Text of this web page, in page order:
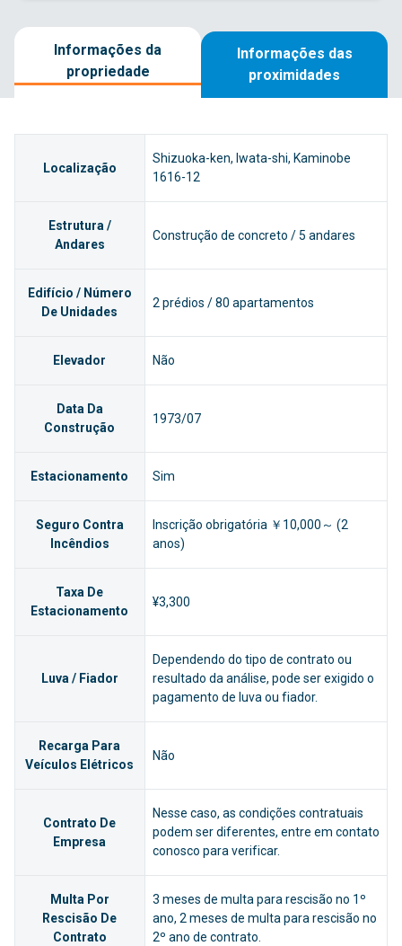
Informações da
propriedade
Informações das
proximidades
Localização
Shizuoka-ken, Iwata-shi, Kaminobe
1616-12
Estrutura /
Andares
Construção de concreto / 5 andares
Edifício / Número
De Unidades
2 prédios / 80 apartamentos
Elevador Não
Data Da
Construção
1973/07
Estacionamento Sim
Seguro Contra
Incêndios
Inscrição obrigatória ￥10,000～ (2
anos)
Taxa De
Estacionamento
¥3,300
Luva / Fiador
Dependendo do tipo de contrato ou
resultado da análise, pode ser exigido o
pagamento de luva ou fiador.
Recarga Para
Veículos Elétricos
Não
Contrato De
Empresa
Nesse caso, as condições contratuais
podem ser diferentes, entre em contato
conosco para verificar.
Multa Por
Rescisão De
Contrato
3 meses de multa para rescisão no 1º
ano, 2 meses de multa para rescisão no
2º ano de contrato.